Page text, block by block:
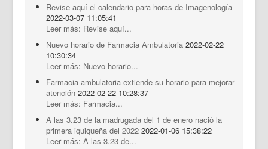
Revise aquí el calendario para horas de Imagenología
2022-03-07 11:05:41
Leer más: Revise aquí...
Nuevo horario de Farmacia Ambulatoria 2022-02-22
10:30:34
Leer más: Nuevo horario...
Farmacia ambulatoria extiende su horario para mejorar
atención 2022-02-22 10:28:37
Leer más: Farmacia...
A las 3.23 de la madrugada del 1 de enero nació la
primera iquiqueña del 2022 2022-01-06 15:38:22
Leer más: A las 3.23 de...